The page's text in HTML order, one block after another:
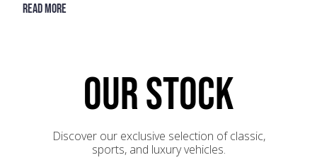
Read more
OUR STOCK
Discover our exclusive selection of classic,
sports, and luxury vehicles.